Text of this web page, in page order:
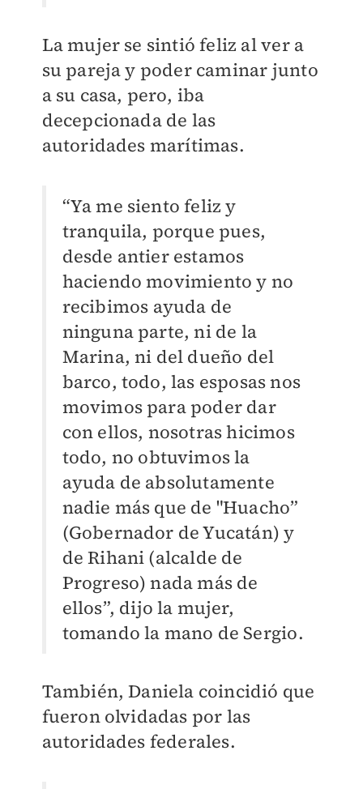
La mujer se sintió feliz al ver a
su pareja y poder caminar junto
a su casa, pero, iba
decepcionada de las
autoridades marítimas.
“Ya me siento feliz y
tranquila, porque pues,
desde antier estamos
haciendo movimiento y no
recibimos ayuda de
ninguna parte, ni de la
Marina, ni del dueño del
barco, todo, las esposas nos
movimos para poder dar
con ellos, nosotras hicimos
todo, no obtuvimos la
ayuda de absolutamente
nadie más que de "Huacho”
(Gobernador de Yucatán) y
de Rihani (alcalde de
Progreso) nada más de
ellos”, dijo la mujer,
tomando la mano de Sergio.
También, Daniela coincidió que
fueron olvidadas por las
autoridades federales.